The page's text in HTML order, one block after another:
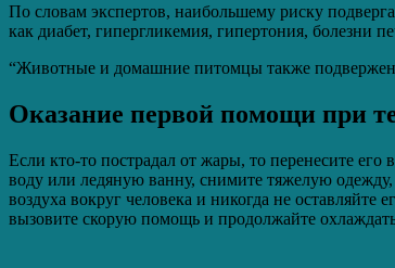
По словам экспертов, наибольшему риску
как диабет, гипергликемия, гипертония, болезни
“Животные и домашние питомцы также
Оказание первой помощи при
Если кто-то пострадал от жары, то перенесите
воду или ледяную ванну, снимите тяжелую
воздуха вокруг человека и никогда не
вызовите скорую помощь и продолжайте